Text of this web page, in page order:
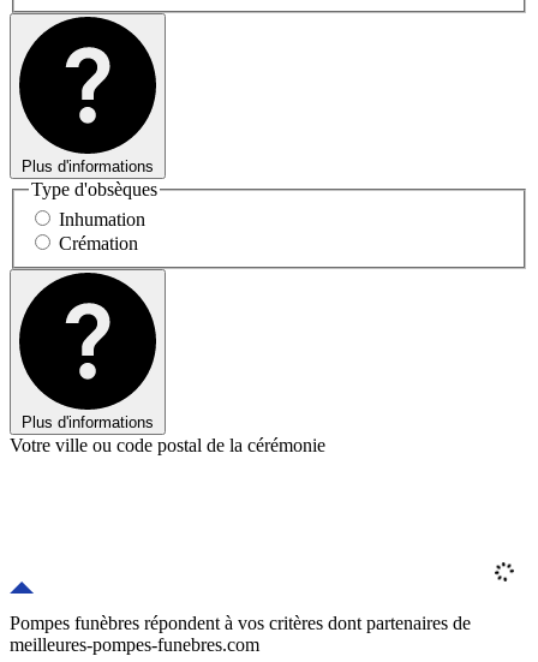
Plus d'informations
Type d'obsèques
Inhumation
Crémation
Plus d'informations
Votre ville ou code postal de la cérémonie
Pompes funèbres répondent à vos critères dont partenaires de
meilleures-pompes-funebres.com